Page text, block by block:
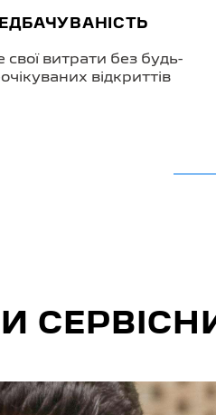
ГНУЧКІСТЬ
сервісний договір, що
вашим потребам